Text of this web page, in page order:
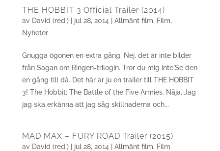
THE HOBBIT 3 Official Trailer (2014)
av David (red.)| jul 28, 2014 Allmänt film, Film,
Nyheter
Gnugga ögonen en extra gång. Nej, det är inte bilder
från Sagan om Ringen-trilogin. Tror du mig inte`Se den
en gång till då. Det här är ju en trailer till THE HOBBIT
3! The Hobbit; The Battle of the Five Armies. Nåja, Jag
jag ska erkänna att jag såg skillnaderna och...
MAD MAX – FURY ROAD Trailer (2015)
av David (red.)| jul 28, 2014 Allmänt film, Film